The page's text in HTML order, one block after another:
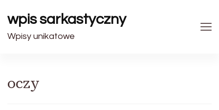
wpis sarkastyczny
Wpisy unikatowe
oczy